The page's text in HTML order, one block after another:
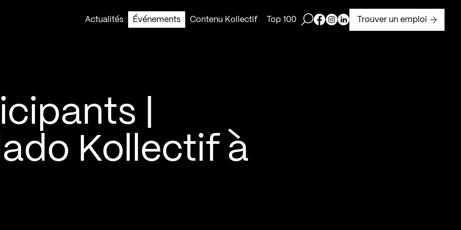
Actualités
Événements Contenu Kollectif Top 100 Ouvrir la barre de recherche
Page Facebook de Kollectif
Page Instagram de Kollectif
Page Linkedin de Kollectif
Trouver un emploi
|
Kollectif à